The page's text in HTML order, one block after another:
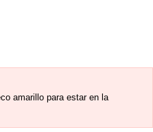
amarillo para estar en la